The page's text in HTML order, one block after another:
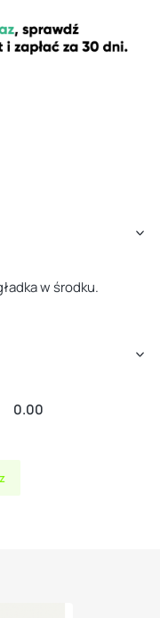
w środku.
0.00